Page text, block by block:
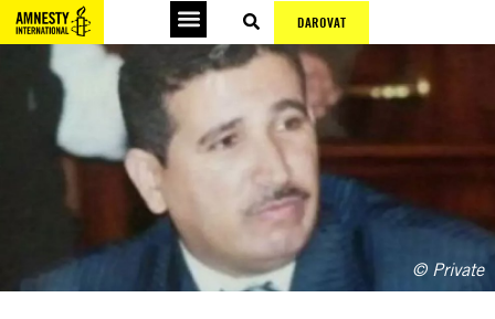
DAROVAT
© Private